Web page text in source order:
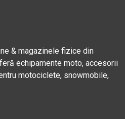
& magazinele fizice din
echipamente moto, accesorii
motociclete, snowmobile,